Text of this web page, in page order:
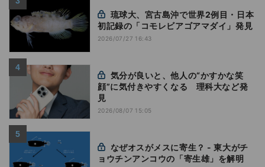
初記録の「コモレビアゴアマダイ」発見
2026/07/27 16:43
顔”に気付きやすくなる 理科大など発
見
2026/08/07 15:05
ョウチンアンコウの「寄生雄」を解明